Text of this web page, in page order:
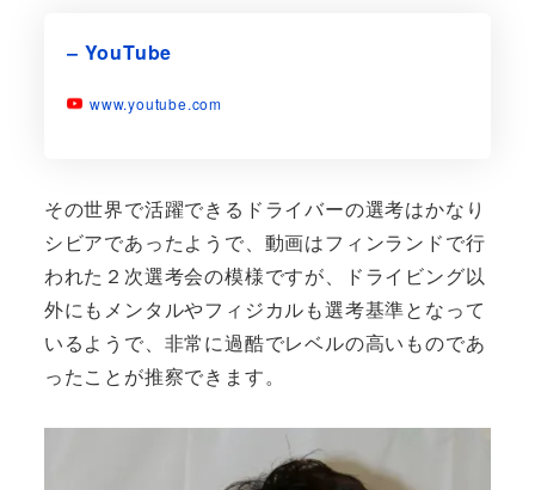
– YouTube
www.youtube.com
その世界で活躍できるドライバーの選考はかなり
シビアであったようで、動画はフィンランドで行
われた２次選考会の模様ですが、ドライビング以
外にもメンタルやフィジカルも選考基準となって
いるようで、非常に過酷でレベルの高いものであ
ったことが推察できます。